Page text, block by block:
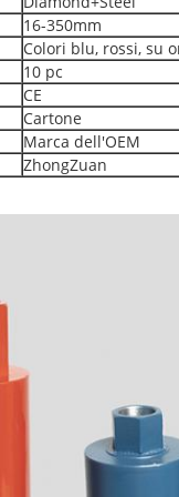
16-350mm
Colori blu, rossi, su
10 pc
CE
Cartone
Marca dell'OEM
ZhongZuan